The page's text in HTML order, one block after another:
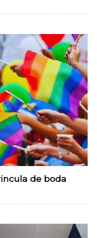
de boda